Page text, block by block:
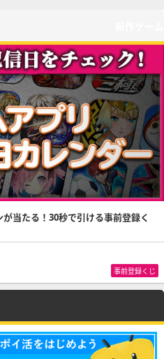
当たる！30秒で引ける事前登録く
事前登録くじ